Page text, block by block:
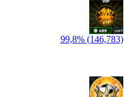
99,8% (146,783)